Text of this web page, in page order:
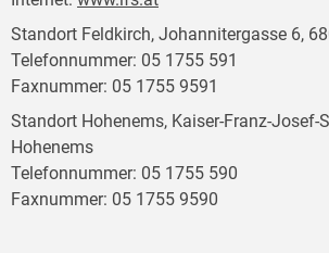
Standort Feldkirch, Johannitergasse 6,
Telefonnummer: 05 1755 591
Faxnummer: 05 1755 9591
Standort Hohenems, Kaiser-Franz-Josef-
Hohenems
Telefonnummer: 05 1755 590
Faxnummer: 05 1755 9590